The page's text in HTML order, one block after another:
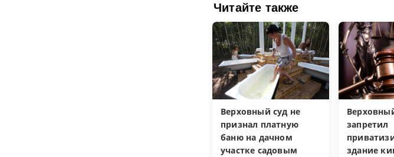
Читайте также
Верховный суд не
признал платную
баню на дачном
участке садовым
запретил
здание